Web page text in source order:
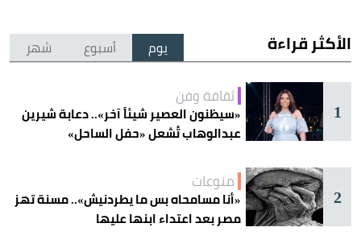
الأكثر قراءة يوم أسبوع شهر
1
ثقافة وفن
«سيظنون العصير شيئاً آخر».. دعابة شيرين
عبدالوهاب تُشعل «حفل الساحل»
2
منوعات
«أنا مسامحاه بس ما يطردنيش».. مسنة تهز
مصر بعد اعتداء ابنها عليها